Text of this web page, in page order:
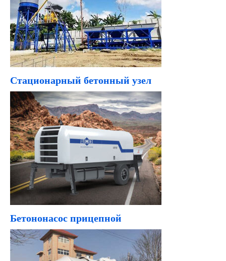
Стационарный бетонный узел
Бетононасос прицепной